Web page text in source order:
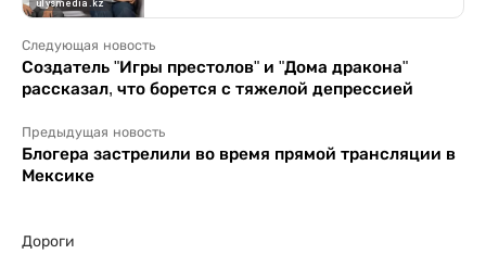
Следующая новость
Создатель "Игры престолов" и "Дома дракона"
рассказал, что борется с тяжелой депрессией
Предыдущая новость
Блогера застрелили во время прямой трансляции в
Мексике
Дороги